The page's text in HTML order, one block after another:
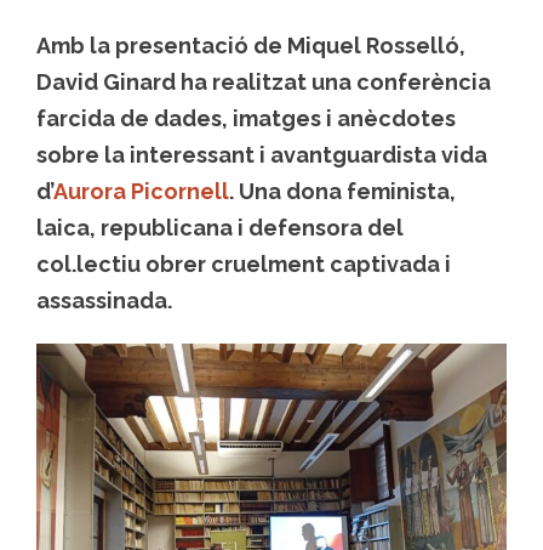
Amb la presentació de Miquel Rosselló,
David Ginard ha realitzat una conferència
farcida de dades, imatges i anècdotes
sobre la interessant i avantguardista vida
d’Aurora Picornell. Una dona feminista,
laica, republicana i defensora del
col.lectiu obrer cruelment captivada i
assassinada.